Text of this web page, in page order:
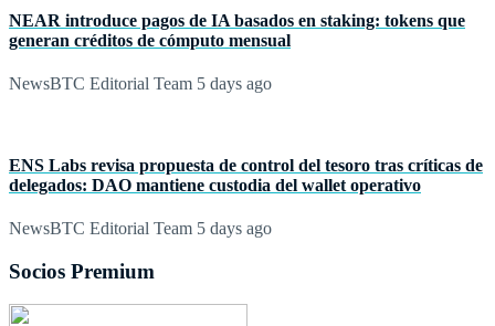
NEAR introduce pagos de IA basados en staking: tokens que
generan créditos de cómputo mensual
NewsBTC Editorial Team 5 days ago
ENS Labs revisa propuesta de control del tesoro tras críticas de
delegados: DAO mantiene custodia del wallet operativo
NewsBTC Editorial Team 5 days ago
Socios Premium